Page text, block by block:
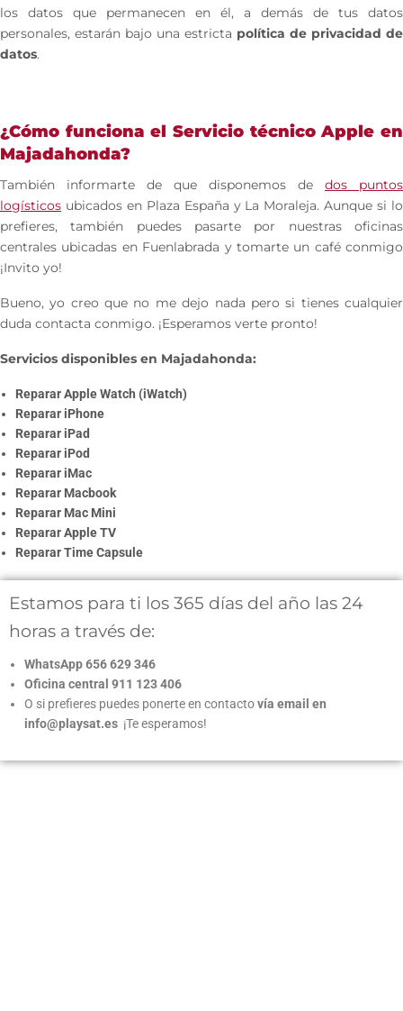
los datos que permanecen en él, a demás de tus datos
personales, estarán bajo una estricta política de privacidad de
datos.
¿Cómo funciona el Servicio técnico Apple en
Majadahonda?
También informarte de que disponemos de dos puntos
logísticos ubicados en Plaza España y La Moraleja. Aunque si lo
prefieres, también puedes pasarte por nuestras oficinas
centrales ubicadas en Fuenlabrada y tomarte un café conmigo
¡Invito yo!
Bueno, yo creo que no me dejo nada pero si tienes cualquier
duda contacta conmigo. ¡Esperamos verte pronto!
Servicios disponibles en Majadahonda:
Reparar Apple Watch (iWatch)
Reparar iPhone
Reparar iPad
Reparar iPod
Reparar iMac
Reparar Macbook
Reparar Mac Mini
Reparar Apple TV
Reparar Time Capsule
Estamos para ti los 365 días del año las 24
horas a través de:
WhatsApp 656 629 346
Oficina central 911 123 406
O si prefieres puedes ponerte en contactovía email en
info@playsat.es ¡Te esperamos!